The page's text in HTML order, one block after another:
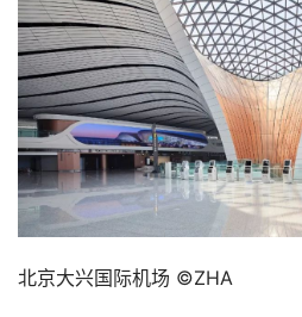
北京大兴国际机场 ©ZHA